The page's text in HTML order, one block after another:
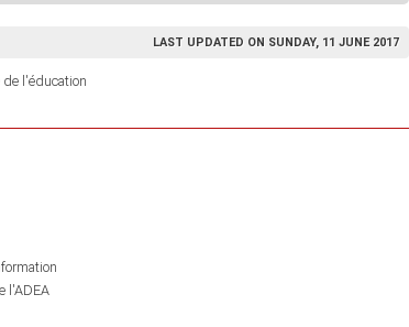
LAST UPDATED ON SUNDAY, 11 JUNE 2017
de l'éducation
l'ADEA